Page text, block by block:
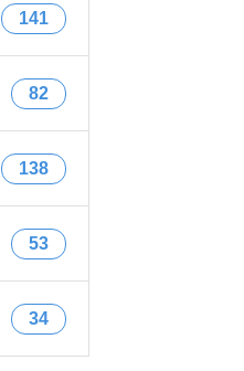
141
82
138
53
34